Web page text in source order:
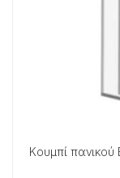
Κουμπί πανικού